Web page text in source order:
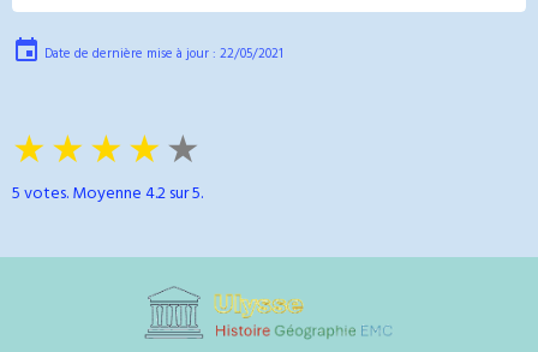
Date de dernière mise à jour : 22/05/2021
★★★★★
5votes. Moyenne4.2sur 5.